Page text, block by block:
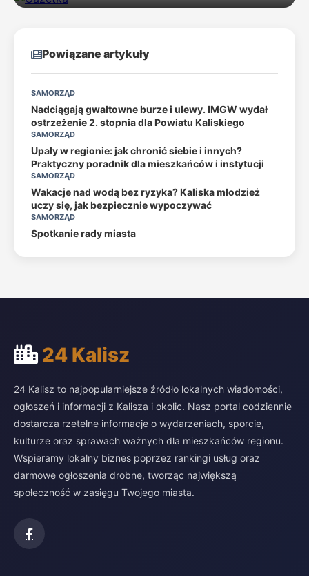
Powiązane artykuły
SAMORZĄD
Nadciągają gwałtowne burze i ulewy. IMGW wydał
ostrzeżenie 2. stopnia dla Powiatu Kaliskiego
SAMORZĄD
Upały w regionie: jak chronić siebie i innych?
Praktyczny poradnik dla mieszkańców i instytucji
SAMORZĄD
Wakacje nad wodą bez ryzyka? Kaliska młodzież
uczy się, jak bezpiecznie wypoczywać
SAMORZĄD
Spotkanie rady miasta
24 Kalisz
24 Kalisz to najpopularniejsze źródło lokalnych wiadomości,
ogłoszeń i informacji z Kalisza i okolic. Nasz portal codziennie
dostarcza rzetelne informacje o wydarzeniach, sporcie,
kulturze oraz sprawach ważnych dla mieszkańców regionu.
Wspieramy lokalny biznes poprzez rankingi usług oraz
darmowe ogłoszenia drobne, tworząc największą
społeczność w zasięgu Twojego miasta.